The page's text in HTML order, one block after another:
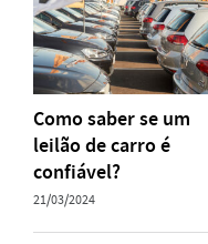
Como saber se um
leilão de carro é
confiável?
21/03/2024